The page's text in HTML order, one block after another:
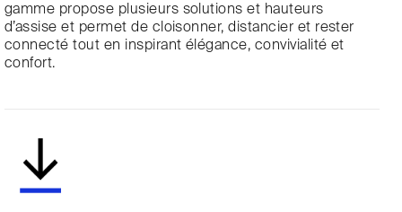
gamme propose plusieurs solutions et hauteurs
d’assise et permet de cloisonner, distancier et rester
connecté tout en inspirant élégance, convivialité et
confort.